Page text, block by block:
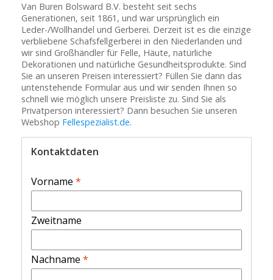
Van Buren Bolsward B.V. besteht seit sechs
Generationen, seit 1861, und war ursprünglich ein
Leder-/Wollhandel und Gerberei. Derzeit ist es die einzige
verbliebene Schafsfellgerberei in den Niederlanden und
wir sind Großhändler für Felle, Häute, natürliche
Dekorationen und natürliche Gesundheitsprodukte. Sind
Sie an unseren Preisen interessiert? Füllen Sie dann das
untenstehende Formular aus und wir senden Ihnen so
schnell wie möglich unsere Preisliste zu. Sind Sie als
Privatperson interessiert? Dann besuchen Sie unseren
Webshop Fellespezialist.de.
Kontaktdaten
Vorname *
Zweitname
Nachname *